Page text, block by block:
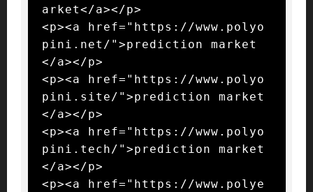
arket</a></p>
<p><a href="https://www.polyo
pini.net/">prediction market
</a></p>
<p><a href="https://www.polyo
pini.site/">prediction market
</a></p>
<p><a href="https://www.polyo
pini.tech/">prediction market
</a></p>
<p><a href="https://www.polye